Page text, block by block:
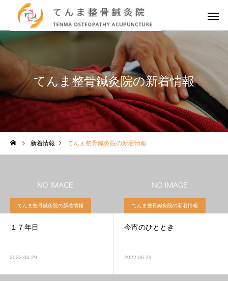
てんま整骨鍼灸院の新着情報
新着情報 てんま整骨鍼灸院の新着情報
てんま整骨鍼灸院の新着情報
１７年目
2022.06.29
てんま整骨鍼灸院の新着情報
今宵のひととき
2022.06.29